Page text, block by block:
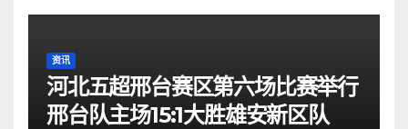
资讯
河北五超邢台赛区第六场比赛举行
邢台队主场15:1大胜雄安新区队